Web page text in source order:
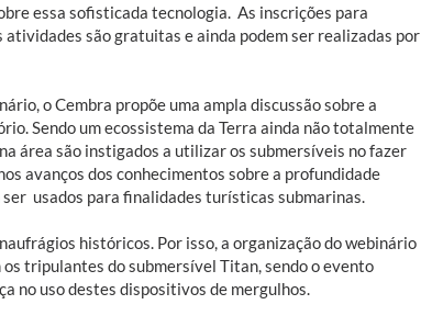
essa sofisticada tecnologia. As inscrições para
atividades são gratuitas e ainda podem ser realizadas por
o Cembra propõe uma ampla discussão sobre a
Sendo um ecossistema da Terra ainda não totalmente
área são instigados a utilizar os submersíveis no fazer
avanços dos conhecimentos sobre a profundidade
usados para finalidades turísticas submarinas.
históricos. Por isso, a organização do webinário
tripulantes do submersível Titan, sendo o evento
no uso destes dispositivos de mergulhos.